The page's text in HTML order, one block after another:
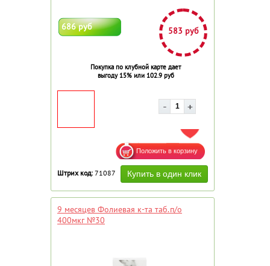
686 руб 583 руб
Покупка по клубной карте дает
выгоду 15% или 102.9 руб
ДОБАВИТЬ В ИЗБРАННОЕ
Штрих код: 71087
9 месяцев Фолиевая к-та таб.п/о
400мкг №30